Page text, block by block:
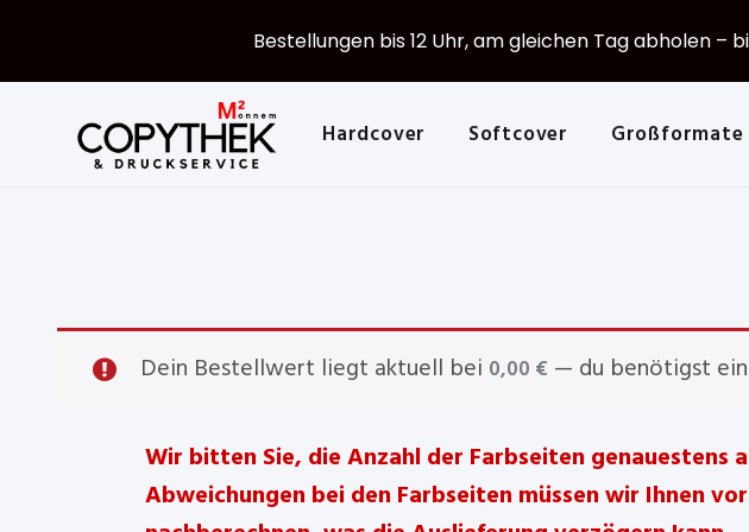
Hardcover Softcover Großformate
Druck
Mein Account
Dein Bestellwert liegt aktuell bei 0,00 € — du benötigst
Wir bitten Sie, die Anzahl der Farbseiten genauestens
Abweichungen bei den Farbseiten müssen wir Ihnen
Bestellungen bis 12 Uhr, am gleichen Tag abholen –